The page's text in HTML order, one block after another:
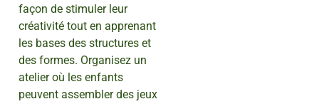
façon de stimuler leur
créativité tout en apprenant
les bases des structures et
des formes. Organisez un
atelier où les enfants
peuvent assembler des jeux